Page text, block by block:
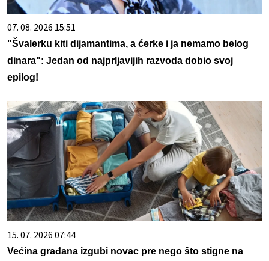
07. 08. 2026 15:51
"Švalerku kiti dijamantima, a ćerke i ja nemamo belog
dinara": Jedan od najprljavijih razvoda dobio svoj
epilog!
15. 07. 2026 07:44
Većina građana izgubi novac pre nego što stigne na